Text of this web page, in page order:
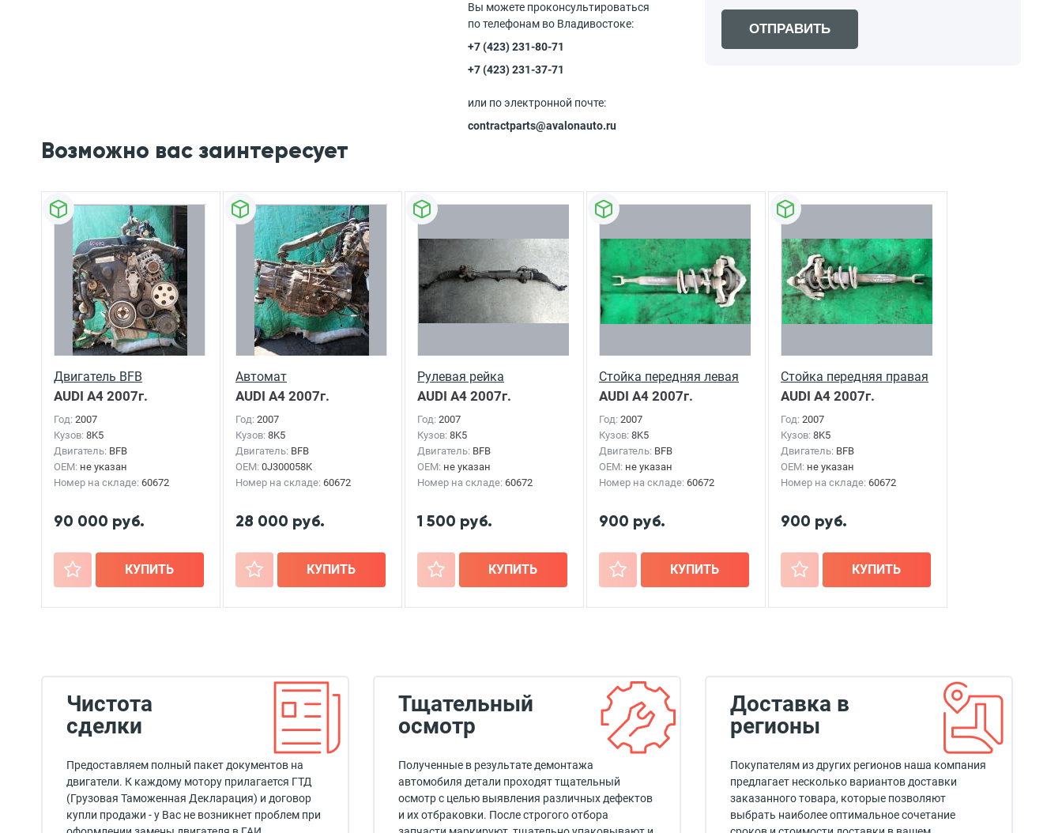
Вы можете проконсультироваться
по телефонам во Владивостоке:
+7 (423) 231-80-71
+7 (423) 231-37-71
или по электронной почте:
contractparts@avalonauto.ru
ОТПРАВИТЬ
Возможно вас заинтересует
Двигатель BFB
AUDI A4 2007г.
Год: 2007
Кузов: 8K5
Двигатель: BFB
OEM: не указан
Номер на складе: 60672
90 000 руб.
+ КУПИТЬ
Автомат
AUDI A4 2007г.
Год: 2007
Кузов: 8K5
Двигатель: BFB
OEM: 0J300058K
Номер на складе: 60672
28 000 руб.
+ КУПИТЬ
Рулевая рейка
AUDI A4 2007г.
Год: 2007
Кузов: 8K5
Двигатель: BFB
OEM: не указан
Номер на складе: 60672
1 500 руб.
+ КУПИТЬ
Стойка передняя левая
AUDI A4 2007г.
Год: 2007
Кузов: 8K5
Двигатель: BFB
OEM: не указан
Номер на складе: 60672
900 руб.
+ КУПИТЬ
Стойка передняя правая
AUDI A4 2007г.
Год: 2007
Кузов: 8K5
Двигатель: BFB
OEM: не указан
Номер на складе: 60672
900 руб.
+ КУПИТЬ
Чистота
сделки
Предоставляем полный пакет документов на
двигатели. К каждому мотору прилагается ГТД
(Грузовая Таможенная Декларация) и договор
купли продажи - у Вас не возникнет проблем при
Тщательный
осмотр
Полученные в результате демонтажа
автомобиля детали проходят тщательный
осмотр с целью выявления различных дефектов
и их отбраковки. После строгого отбора
Доставка в
регионы
Покупателям из других регионов наша компания
предлагает несколько вариантов доставки
заказанного товара, которые позволяют
выбрать наиболее оптимальное сочетание